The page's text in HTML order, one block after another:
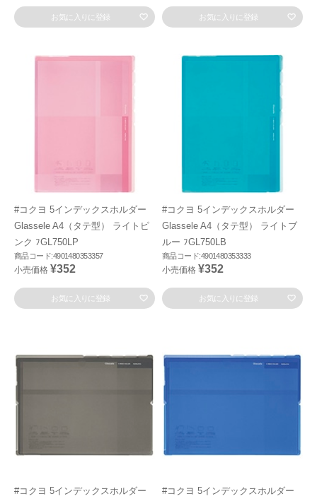
お気に入りに登録 お気に入りに登録
#コクヨ 5インデックスホルダー
Glassele A4（タテ型） ライトピ
ンク ﾌGL750LP
商品コード:4901480353357
小売価格 ¥352
お気に入りに登録
#コクヨ 5インデックスホルダー
Glassele A4（タテ型） ライトブ
ルー ﾌGL750LB
商品コード:4901480353333
小売価格 ¥352
お気に入りに登録
#コクヨ 5インデックスホルダー
#コクヨ 5インデックスホルダー